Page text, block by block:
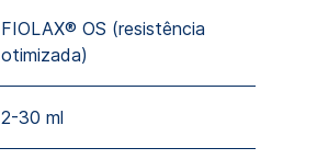
FIOLAX® OS (resistência
otimizada)
2-30 ml